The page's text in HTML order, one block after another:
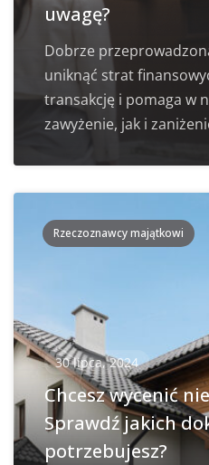
uwagę?
Dobrze
uniknąć strat
transakcję i pomaga w
zawyżenie, jak i
Rzeczoznawcy majątkowi
30 lipca, 2024
Chcesz wycenić
Sprawdź jakich
potrzebujesz?